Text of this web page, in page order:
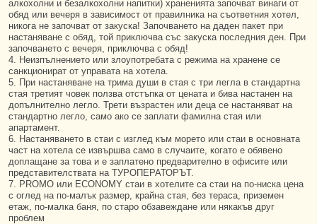
алкохолни и безалкохолни напитки) храненията започват винаги от
обяд или вечеря в зависимост от правилника на съответния хотел,
никога не започват от закуска! Започването на даден пакет при
настаняване с обяд, той приключва със закуска последния ден. При
започването с вечеря, приключва с обяд!
4. Неизпълнението или злоупотребата с режима на хранене се
санкционират от управата на хотела.
5. При настаняване на трима души в стая с три легла в стандартна
стая третият човек ползва отстъпка от цената и бива настанен на
допълнително легло. Трети възрастен или деца се настаняват на
стандартно легло, само ако се заплати фамилна стая или
апартамент.
6. Настаняването в стаи с изглед към морето или стаи в основната
част на хотела се извършва само в случаите, когато е обявено
доплащане за това и е заплатено предварително в офисите или
представителствата на ТУРОПЕРАТОРЪТ.
7. PROMO или ECONOMY стаи в хотелите са стаи на по-ниска цена
с оглед на по-малък размер, крайна стая, без тераса, приземен
етаж, по-малка баня, по старо обзавеждане или някакъв друг
проблем